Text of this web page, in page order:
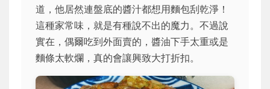
道，他居然連盤底的醬汁都想用麵包刮乾淨！
這種家常味，就是有種說不出的魔力。不過說
實在，偶爾吃到外面賣的，醬油下手太重或是
麵條太軟爛，真的會讓興致大打折扣。